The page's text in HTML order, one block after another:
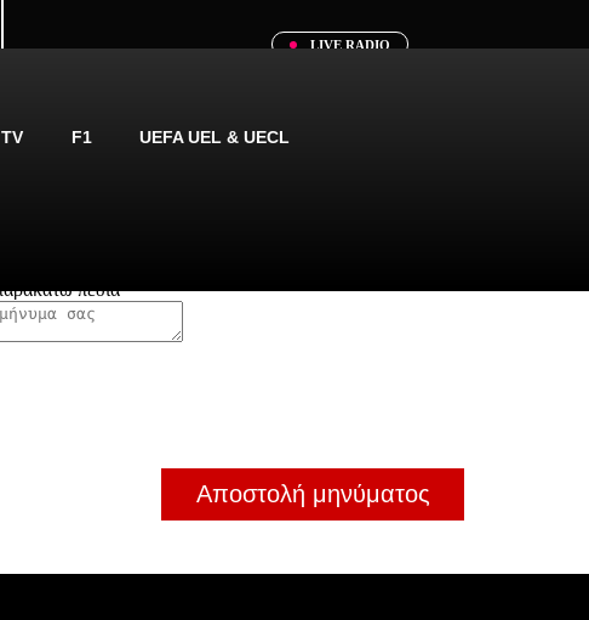
LIVE RADIO
F1 UEFA UEL & UECL
πεδία